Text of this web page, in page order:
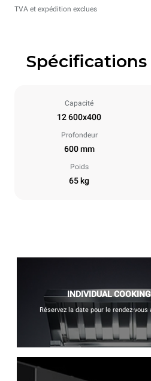
TVA et expédition exclues
Capacité
12 600x400
Profondeur
600 mm
Poids
65 kg
INDIVIDUAL
Réservez la date pour le rendez-